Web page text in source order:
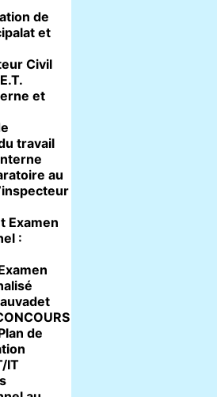
de
et
Civil
et
travail
au
Examen
:
de
IT